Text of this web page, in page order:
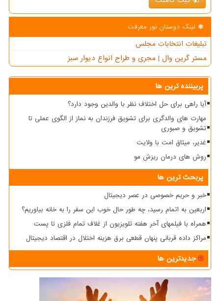
لینک دوستان نور معرفت
تبلیغات انتخابات مجلس
مستر گرین وال | مجری و طراح انواع دیوار سبز
پربیننده ترین ها
آیا راهی برای حل اختلاف نظر با والدین وجود دارد؟
مهارت های والدگری برای تشویق فرزندان به نماز از الگوی عملی تا
تشویق و صبوری
غدیر، میثاق امت با ولایت
روش های درمان ریزش مو
پربحث ترین ها
خبر و حریم خصوصی در عصر دیجیتال
اربعین به اتمام رسید، چه طور حال خوب این سفر را به خانه بیاوریم؟
همراه با فیلمهای آخر هفته تلویزیون از غلاف تمام فلزی تا پست
مراکز داده قربانی پنهان قطعی برق هزینه اختلال در اقتصاد دیجیتال
جدیدترین ها